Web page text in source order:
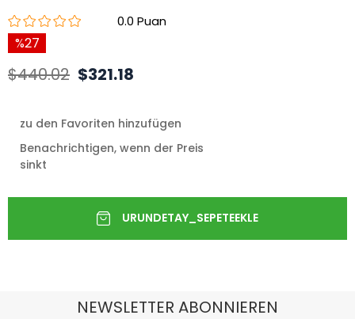
0.0
27
$440.02 $321.18
zu den Favoriten hinzufügen
Benachrichtigen, wenn der Preis
sinkt
NEWSLETTER ABONNIEREN